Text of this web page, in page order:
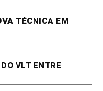
TÉCNICA EM
VLT ENTRE